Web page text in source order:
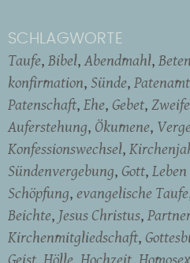
SCHLAGWORTE
Taufe Bibel Abendmahl Beten
konfirmation Sünde Patenamt
Patenschaft Ehe Gebet
Auferstehung Ökumene
Konfessionswechsel
Sündenvergebung Gott
Schöpfung evangelische Taufe
Beichte Jesus Christus
Kirchenmitgliedschaft